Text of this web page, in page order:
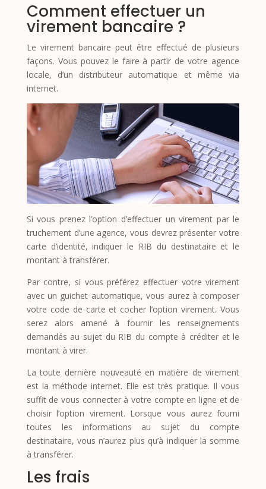
Comment effectuer un
virement bancaire ?
Le virement bancaire peut être effectué de plusieurs
façons. Vous pouvez le faire à partir de votre agence
locale, d’un distributeur automatique et même via
internet.
Si vous prenez l’option d’effectuer un virement par le
truchement d’une agence, vous devrez présenter votre
carte d’identité, indiquer le RIB du destinataire et le
montant à transférer.
Par contre, si vous préférez effectuer votre virement
avec un guichet automatique, vous aurez à composer
votre code de carte et cocher l’option virement. Vous
serez alors amené à fournir les renseignements
demandés au sujet du RIB du compte à créditer et le
montant à virer.
La toute dernière nouveauté en matière de virement
est la méthode internet. Elle est très pratique. Il vous
suffit de vous connecter à votre compte en ligne et de
choisir l’option virement. Lorsque vous aurez fourni
toutes les informations au sujet du compte
destinataire, vous n’aurez plus qu’à indiquer la somme
à transférer.
Les frais